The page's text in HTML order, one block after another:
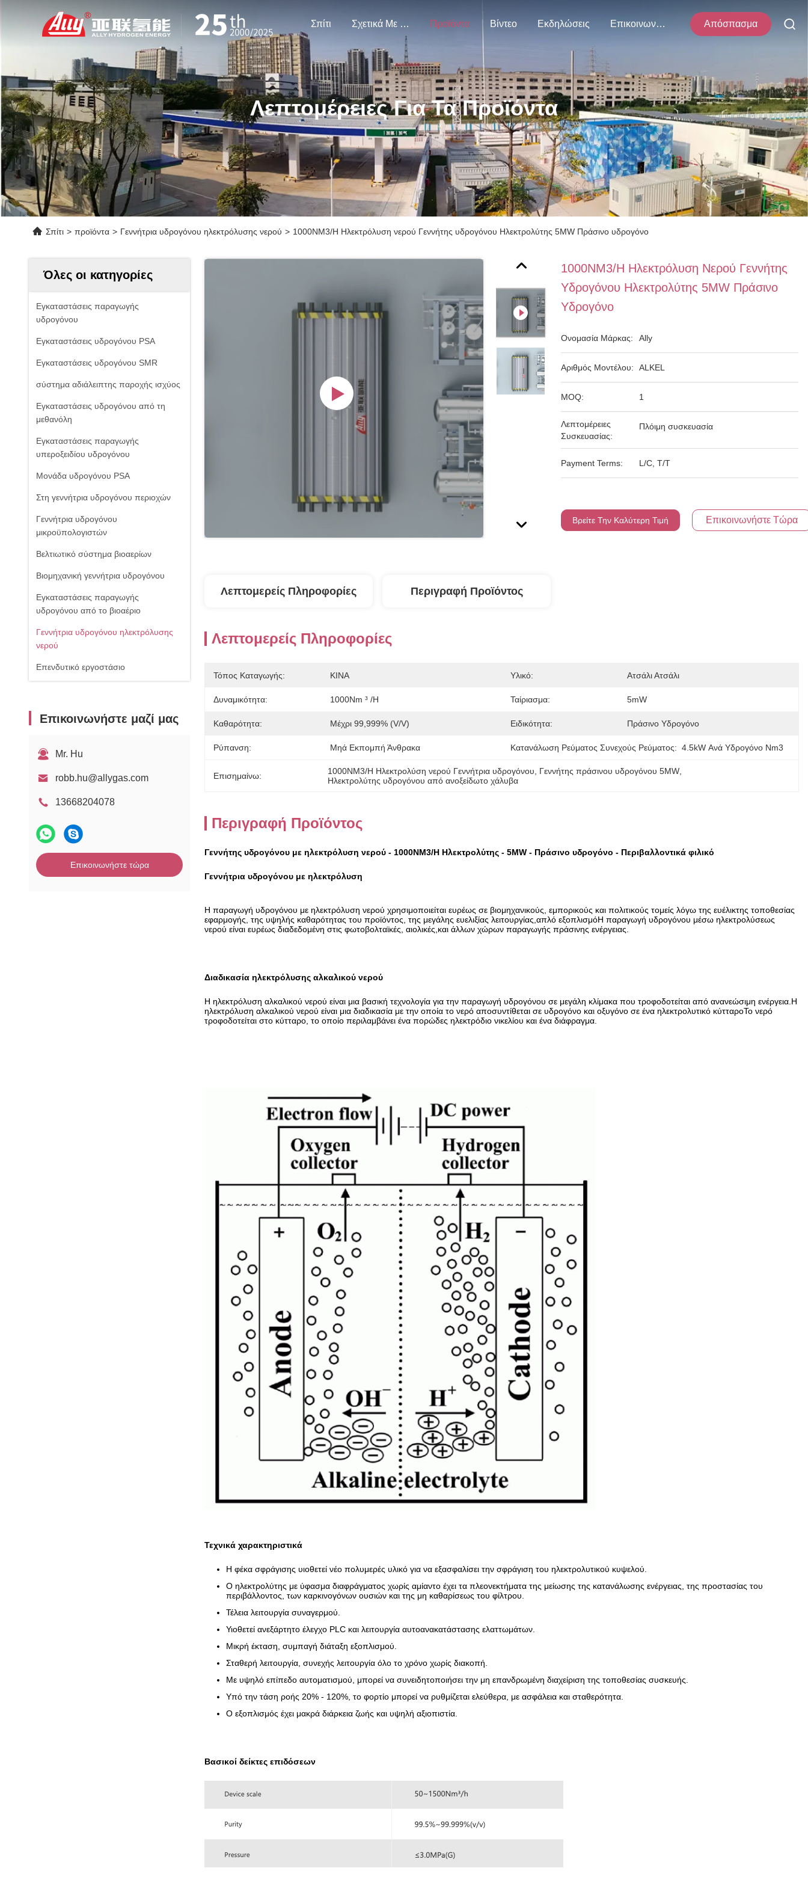
Σπίτι Σχετικά Με Εμάς Προϊόντα Βίντεο Εκδηλώσεις Επικοινωνήστε Μαζί Μας Απόσπασμα
Λεπτομέρειες Για Τα Προϊόντα
Σπίτι > προϊόντα > Γεννήτρια υδρογόνου ηλεκτρόλυσης νερού > 1000NM3/H Ηλεκτρόλυση νερού Γεννήτης υδρογόνου Ηλεκτρολύτης 5MW Πράσινο υδρογόνο
Όλες οι κατηγορίες
Εγκαταστάσεις παραγωγής
υδρογόνου
Εγκαταστάσεις υδρογόνου PSA
Εγκαταστάσεις υδρογόνου SMR
σύστημα αδιάλειπτης παροχής ισχύος
Εγκαταστάσεις υδρογόνου από τη
μεθανόλη
Εγκαταστάσεις παραγωγής
υπεροξειδίου υδρογόνου
Μονάδα υδρογόνου PSA
Στη γεννήτρια υδρογόνου περιοχών
Γεννήτρια υδρογόνου
μικροϋπολογιστών
Βελτιωτικό σύστημα βιοαερίων
Βιομηχανική γεννήτρια υδρογόνου
Εγκαταστάσεις παραγωγής
υδρογόνου από το βιοαέριο
Γεννήτρια υδρογόνου ηλεκτρόλυσης
νερού
Επενδυτικό εργοστάσιο
Επικοινωνήστε μαζί μας
Mr. Hu
robb.hu@allygas.com
13668204078
Επικοινωνήστε τώρα
1000NM3/H Ηλεκτρόλυση Νερού Γεννήτης
Υδρογόνου Ηλεκτρολύτης 5MW Πράσινο
Υδρογόνο
Ονομασία Μάρκας: Ally
Αριθμός Μοντέλου: ALKEL
MOQ: 1
Λεπτομέρειες
Συσκευασίας:
Πλόιμη συσκευασία
Payment Terms: L/C, T/T
Βρείτε Την Καλύτερη Τιμή Επικοινωνήστε Τώρα
Λεπτομερείς Πληροφορίες Περιγραφή Προϊόντος
Λεπτομερείς Πληροφορίες
Τόπος Καταγωγής: ΚΙΝΑ Υλικό: Ατσάλι Ατσάλι
Δυναμικότητα: 1000Nm ³ /h Ταίριασμα: 5mW
Καθαρότητα: Μέχρι 99,999% (v/v) Ειδικότητα: Πράσινο Υδρογόνο
Ρύπανση: Μηά Εκπομπή Άνθρακα Κατανάλωση Ρεύματος Συνεχούς Ρεύματος: 4.5kW Ανά Υδρογόνο Nm3
Επισημαίνω: 1000NM3/H Ηλεκτρολύση νερού Γεννήτρια υδρογόνου Γεννήτης πράσινου υδρογόνου 5MW,
Ηλεκτρολύτης υδρογόνου από ανοξείδωτο χάλυβα
Περιγραφή Προϊόντος
Γεννήτης υδρογόνου με ηλεκτρόλυση νερού - 1000NM3/H Ηλεκτρολύτης - 5MW - Πράσινο υδρογόνο - Περιβαλλοντικά φιλικό
Γεννήτρια υδρογόνου με ηλεκτρόλυση
Η παραγωγή υδρογόνου με ηλεκτρόλυση νερού χρησιμοποιείται ευρέως σε βιομηχανικούς, εμπορικούς και πολιτικούς τομείς λόγω της ευέλικτης τοποθεσίας
εφαρμογής, της υψηλής καθαρότητας του προϊόντος, της μεγάλης ευελιξίας λειτουργίας,απλό εξοπλισμόΗ παραγωγή υδρογόνου μέσω ηλεκτρολύσεως
νερού είναι ευρέως διαδεδομένη στις φωτοβολταϊκές, αιολικές,και άλλων χώρων παραγωγής πράσινης ενέργειας.
Διαδικασία ηλεκτρόλυσης αλκαλικού νερού
Η ηλεκτρόλυση αλκαλικού νερού είναι μια βασική τεχνολογία για την παραγωγή υδρογόνου σε μεγάλη κλίμακα που τροφοδοτείται από ανανεώσιμη ενέργεια.Η
ηλεκτρόλυση αλκαλικού νερού είναι μια διαδικασία με την οποία το νερό αποσυντίθεται σε υδρογόνο και οξυγόνο σε ένα ηλεκτρολυτικό κύτταροΤο νερό
τροφοδοτείται στο κύτταρο, το οποίο περιλαμβάνει ένα πορώδες ηλεκτρόδιο νικελίου και ένα διάφραγμα.
Τεχνικά χαρακτηριστικά
Η φέκα σφράγισης υιοθετεί νέο πολυμερές υλικό για να εξασφαλίσει την σφράγιση του ηλεκτρολυτικού κυψελού.
Ο ηλεκτρολύτης με ύφασμα διαφράγματος χωρίς αμίαντο έχει τα πλεονεκτήματα της μείωσης της κατανάλωσης ενέργειας, της προστασίας του
περιβάλλοντος, των καρκινογόνων ουσιών και της μη καθαρίσεως του φίλτρου.
Τέλεια λειτουργία συναγερμού.
Υιοθετεί ανεξάρτητο έλεγχο PLC και λειτουργία αυτοανακατάστασης ελαττωμάτων.
Μικρή έκταση, συμπαγή διάταξη εξοπλισμού.
Σταθερή λειτουργία, συνεχής λειτουργία όλο το χρόνο χωρίς διακοπή.
Με υψηλό επίπεδο αυτοματισμού, μπορεί να συνειδητοποιήσει την μη επανδρωμένη διαχείριση της τοποθεσίας συσκευής.
Υπό την τάση ροής 20% - 120%, το φορτίο μπορεί να ρυθμίζεται ελεύθερα, με ασφάλεια και σταθερότητα.
Ο εξοπλισμός έχει μακρά διάρκεια ζωής και υψηλή αξιοπιστία.
Βασικοί δείκτες επιδόσεων